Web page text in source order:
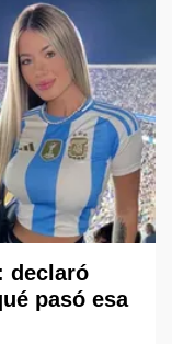
declaró
pasó esa